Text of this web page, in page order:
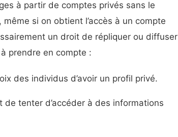
à partir de comptes privés sans le
si on obtient l’accès à un compte
un droit de répliquer ou diffuser
prendre en compte :
des individus d’avoir un profil privé.
tenter d’accéder à des informations